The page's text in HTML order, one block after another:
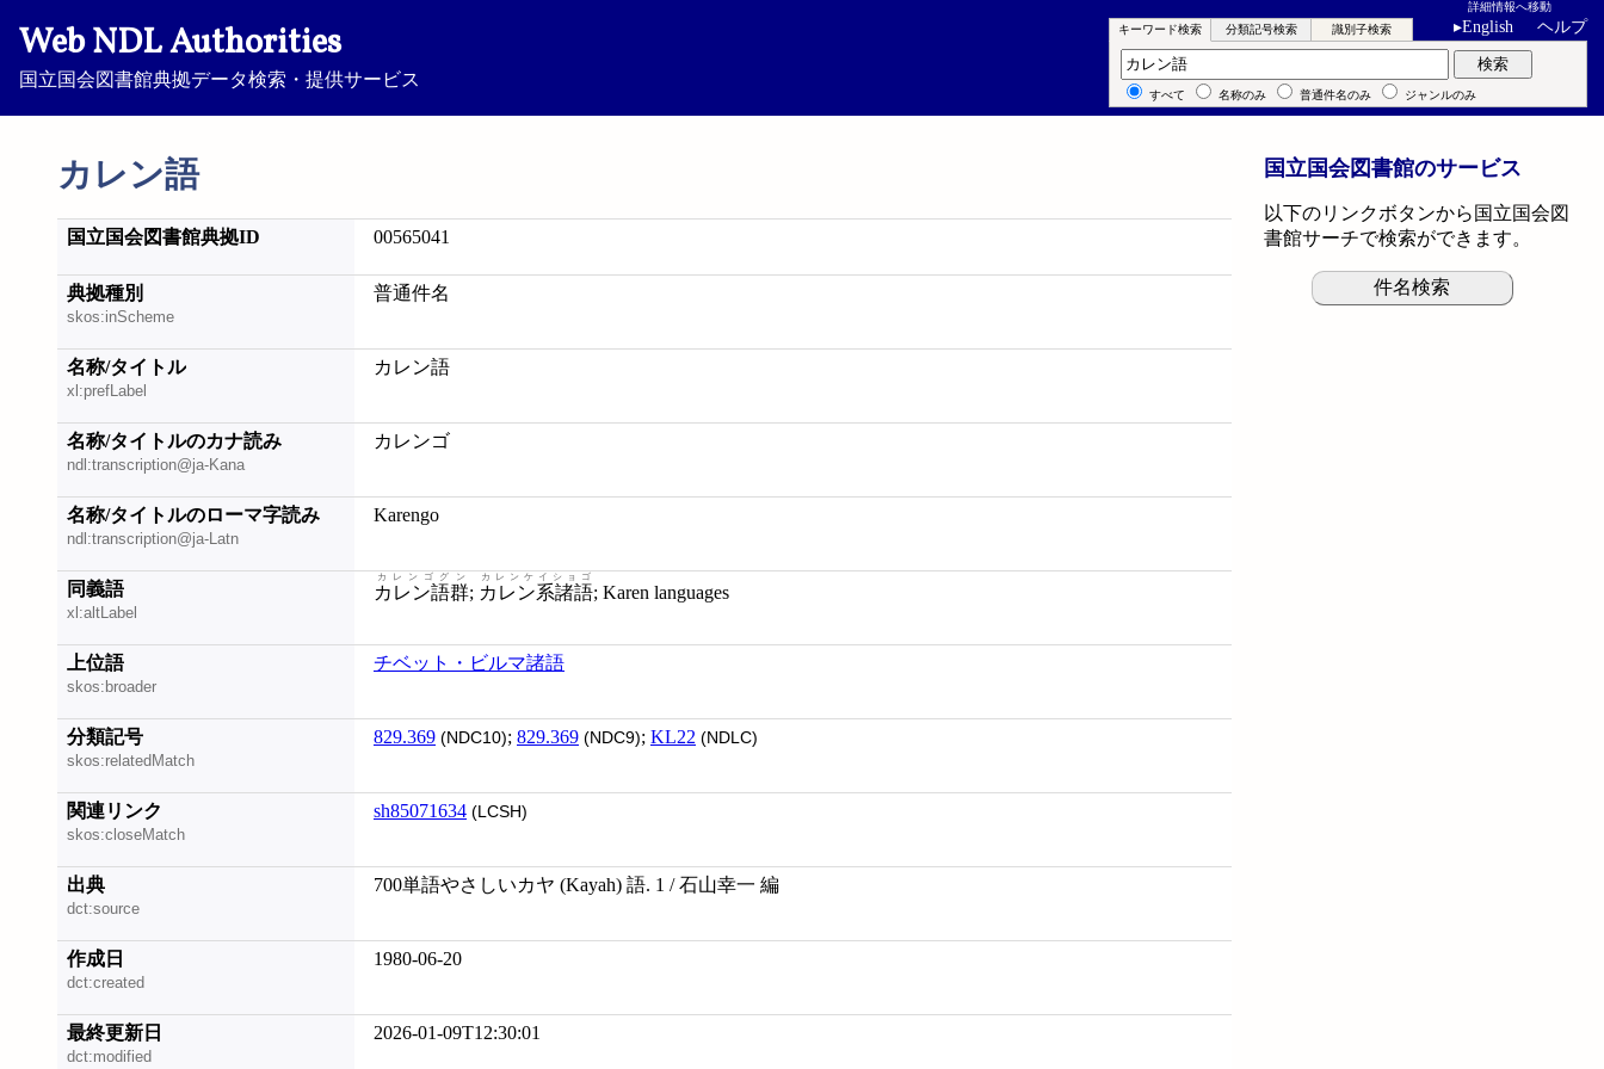
Web NDL Authorities
国立国会図書館典拠データ検索・提供サービス
詳細情報へ移動
▸English ヘルプ
カレン語
キーワード検索 分類記号検索 識別子検索
キーワード検索 検索
すべて 名称のみ 普通件名のみ ジャンルのみ
国立国会図書館典拠ID 00565041
典拠種別
skos:inScheme
普通件名
名称/タイトル
xl:prefLabel
カレン語
名称/タイトルのカナ読み
ndl:transcription@ja-Kana
カレンゴ
名称/タイトルのローマ字読み
ndl:transcription@ja-Latn
Karengo
同義語
xl:altLabel
カレン語群
カレンゴグン
; カレン系諸語
カレンケイショゴ
; Karen languages
上位語
skos:broader
チベット・ビルマ諸語
分類記号
skos:relatedMatch
829.369 (NDC10); 829.369 (NDC9); KL22 (NDLC)
関連リンク
skos:closeMatch
sh85071634 (LCSH)
出典
dct:source
700単語やさしいカヤ (Kayah) 語. 1 / 石山幸一 編
作成日
dct:created
1980-06-20
最終更新日
dct:modified
2026-01-09T12:30:01
国立国会図書館のサービス
以下のリンクボタンから国立国会図
書館サーチで検索ができます。
件名検索